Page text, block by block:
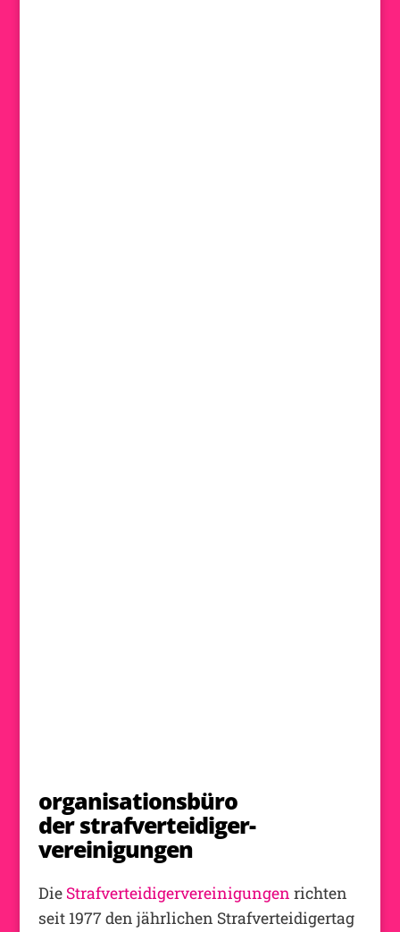
organisationsbüro
der strafverteidiger-
vereinigungen
Die Strafverteidigervereinigungen richten
seit 1977 den jährlichen Strafverteidigertag